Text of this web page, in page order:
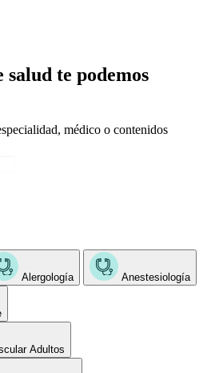
salud te podemos
médico o contenidos
Alergología Anestesiología
Adultos